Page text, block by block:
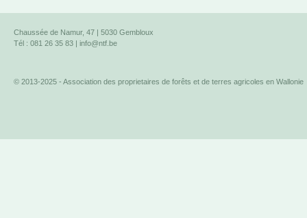
Chaussée de Namur, 47 | 5030 Gembloux
Tél : 081 26 35 83 | info@ntf.be
© 2013-2025 - Association des proprietaires de forêts et de terres agricoles en Wallonie